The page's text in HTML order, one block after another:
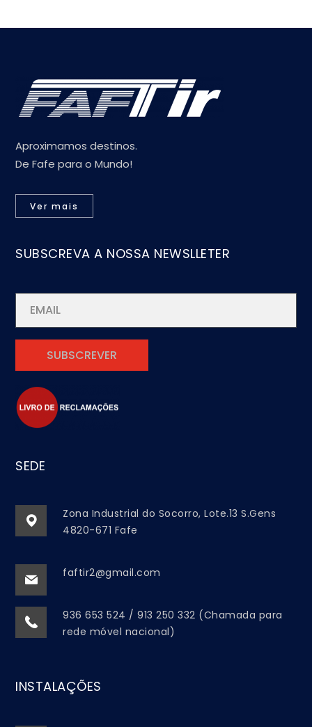
Aproximamos destinos.
De Fafe para o Mundo!
Ver mais
SUBSCREVA A NOSSA NEWSLLETER
SEDE
Zona Industrial do Socorro, Lote.13 S.Gens
4820-671 Fafe
faftir2@gmail.com
936 653 524 / 913 250 332 (Chamada para
rede móvel nacional)
INSTALAÇÕES